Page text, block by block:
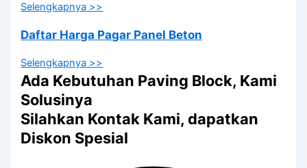
Selengkapnya >>
Daftar Harga Pagar Panel Beton
Selengkapnya >>
Ada Kebutuhan Paving Block, Kami
Solusinya
Silahkan Kontak Kami, dapatkan
Diskon Spesial